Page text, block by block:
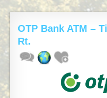
OTP Bank ATM –
Rt.